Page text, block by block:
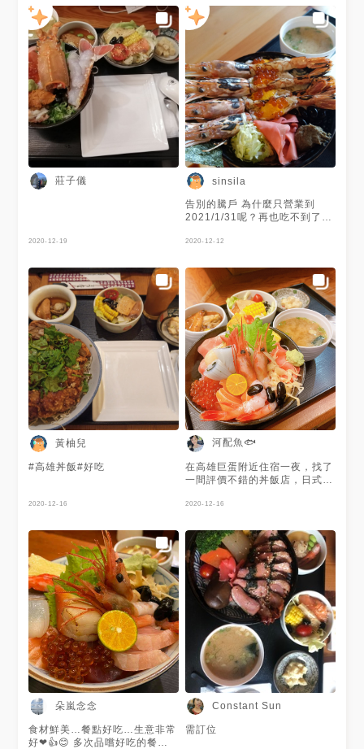
租約到期後歇業任，嗚嗚大家趕
快趁結束🈺️前去嚐鮮吧
————————————————————————
以下單點丼飯本身就有附味增湯
喔+裡面還有一隻大蝦🦐 ⚪️炙燒
鮭魚🐟丼飯$200 五到六片鮭魚
都蠻大塊也很有厚度很鮮甜，還
有甜豆皮、黑豆、玉子燒、蟹肉
棒、辣薑、牛蒡、醃菜，真的很
豐盛，二百元的價格真的很佛沒
有理由不點ㄧㄚ，CP值超高。
⚪️蒜片🧄牛排丼飯（附溫泉♨️
🥚）$240 份量真的超瓜張多到
嚇死人，🐭友整個吃不完，蒜頭
🧄吃起來很脆又香，再加上一口
頭的🧀️大大加分，爆幹好吃😋
蒸蛋很嫩滑順裡頭有顆干貝和蒲
燒雕、 2 沙拉🥗-佐和風醬 附鮭
魚、假鮑魚片 3 小菜-不定時更
換 🐭：無服務費、店家有提供
熱麥茶/冷綠茶
———————————————————————-
地址：高雄市鼓山區昌盛路59
號 捷運🚇：巨蛋站 電話：07-
5557679 營業時間：11：30-
14 / 17：30-20：50
莊子儀
2020-12-19
sinsila
告別的騰戶 為什麼只營業到
2021/1/31呢？再也吃不到了
海鮮丼飯 #吃不到會想念
2020-12-12
黃柚兒
#高雄丼飯#好吃
2020-12-16
河配魚🐟
在高雄巨蛋附近住宿一夜，找了
一間評價不錯的丼飯店，日式的
片讓客人方便挑選，實在太多種
吃沒有排隊，吃完出來發現外面
很多組客人在等。 ▪️一極棒海鮮
丼飯 $280+套餐$100 海鮮種類
很多豐盛，蓋住下面的白飯，滿
滿的生魚片實在壯觀，這餐點還
不是最浮誇的，海鮮都很新鮮，
白飯份量雖然多，但覺得吃起來
有點乾，最後白飯沒有吃完😅
套餐$100是茶碗蒸、沙拉和小
菜，很有誠意的茶碗蒸裡面是附
鰻魚和某種海鮮，蒸蛋好吃，沙
拉和小菜也有海鮮，$100套餐
其實也划算，味道整體都不錯
吃。 ▪️醬燒雞腿丼飯 $170 雞腿
肉軟嫩，但醬燒味沒有入味，感
覺只有外皮有醬燒，裡面肉的部
2020-12-16
朵嵐念念
食材鮮美…餐點好吃…生意非常
好❤👍😊 多次品嚐好吃的餐廳
Constant Sun
需訂位